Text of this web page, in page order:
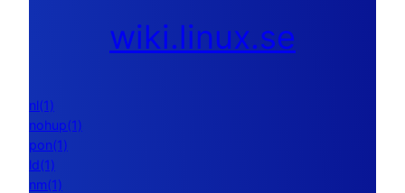
wiki.linux.se
nl(1)
nohup(1)
pon(1)
ld(1)
nm(1)